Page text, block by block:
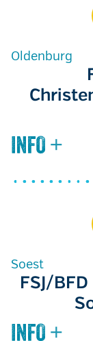
Oldenburg
Soest
FSJ/